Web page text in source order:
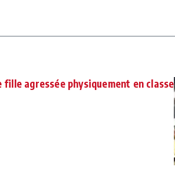
fille agressée physiquement en classe